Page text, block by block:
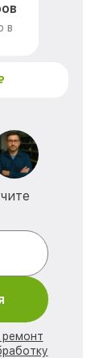
в
ремонт